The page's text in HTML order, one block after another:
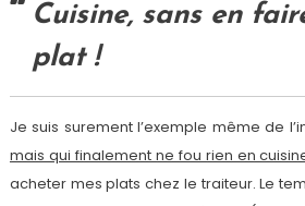
Cuisine, sans en
plat !
Je suis surement l’exemple même de
mais qui finalement ne fou rien en
acheter mes plats chez le traiteur. Le